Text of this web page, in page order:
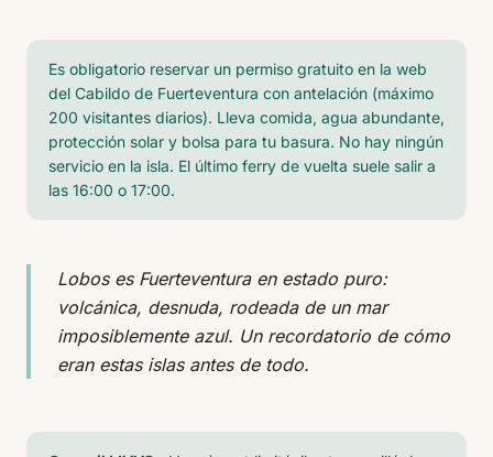
Es obligatorio reservar un permiso gratuito en la web
del Cabildo de Fuerteventura con antelación (máximo
200 visitantes diarios). Lleva comida, agua abundante,
protección solar y bolsa para tu basura. No hay ningún
servicio en la isla. El último ferry de vuelta suele salir a
las 16:00 o 17:00.
Lobos es Fuerteventura en estado puro:
volcánica, desnuda, rodeada de un mar
imposiblemente azul. Un recordatorio de cómo
eran estas islas antes de todo.